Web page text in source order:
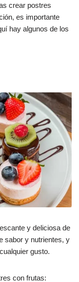
crear postres
es importante
hay algunos de los
y deliciosa de
sabor y nutrientes, y
gusto.
con frutas: